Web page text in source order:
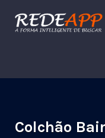
Procurar:
Colchão